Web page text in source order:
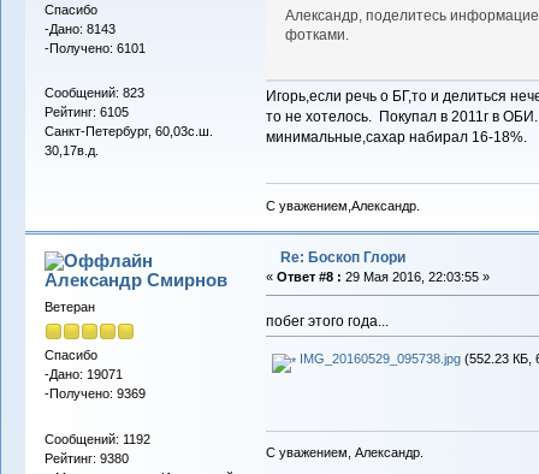
Спасибо
-Дано: 8143
-Получено: 6101
Сообщений: 823
Рейтинг: 6105
Санкт-Петербург, 60,03с.ш.
30,17в.д.
Александр, поделитесь
фотками.
Игорь,если речь о БГ,то и делиться
то не хотелось. Покупал в 2011г в
минимальные,сахар набирал 16-18%.
С уважением,Александр.
Александр Смирнов
Ветеран
Спасибо
-Дано: 19071
-Получено: 9369
Сообщений: 1192
Рейтинг: 9380
Re: Боскоп Глори
« Ответ #8 : 29 Мая 2016, 22:03:55 »
побег этого года...
IMG_20160529_095738.jpg(552.23 КБ,
С уважением, Александр.